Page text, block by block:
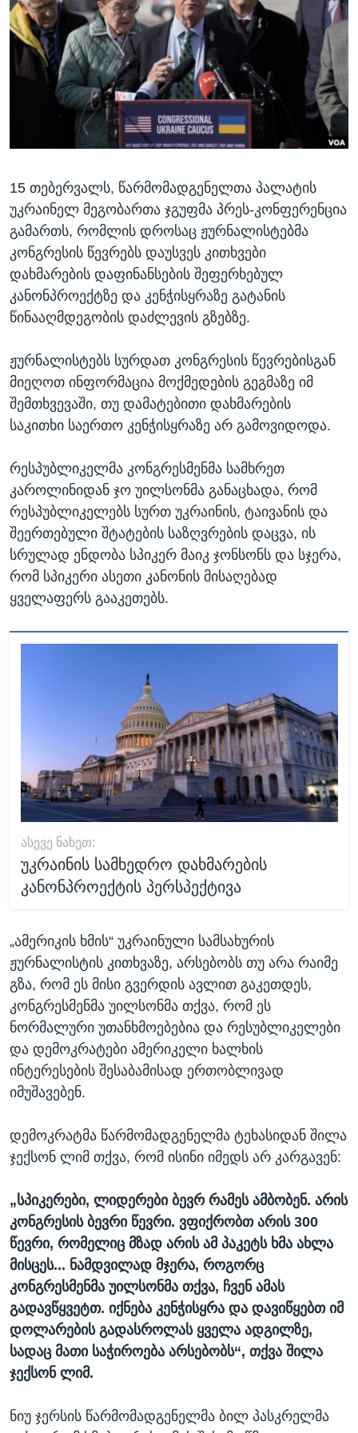
ᲡᲢᲣᲓᲘᲐ ᲕᲐᲨᲘᲜᲒᲢᲝᲜᲘ
ᲔᲙᲝᲜᲝᲛᲘᲙᲐ
ᲯᲐᲜᲛᲠᲗᲔᲚᲝᲑᲐ
ᲛᲔᲪᲜᲘᲔᲠᲔᲑᲐ
ᲘᲜᲢᲔᲠᲕᲘᲣ
ᲓᲔᲖᲘᲜᲤᲝᲠᲛᲐᲪᲘᲐ
Learning English
ᲗᲕᲐᲚᲘ ᲒᲕᲐᲓᲔᲕᲜᲔᲗ
ენები
15 თებერვალს, წარმომადგენელთა პალატის
უკრაინელ მეგობართა ჯგუფმა პრეს-კონფერენცია
გამართს, რომლის დროსაც ჟურნალისტებმა
კონგრესის წევრებს დაუსვეს კითხვები
დახმარების დაფინანსების შეფერხებულ
კანონპროექტზე და კენჭისყრაზე გატანის
წინააღმდეგობის დაძლევის გზებზე.
ჟურნალისტებს სურდათ კონგრესის წევრებისგან
მიეღოთ ინფორმაცია მოქმედების გეგმაზე იმ
შემთხვევაში, თუ დამატებითი დახმარების
საკითხი საერთო კენჭისყრაზე არ გამოვიდოდა.
რესპუბლიკელმა კონგრესმენმა სამხრეთ
კაროლინიდან ჯო უილსონმა განაცხადა, რომ
რესპუბლიკელებს სურთ უკრაინის, ტაივანის და
შეერთებული შტატების საზღვრების დაცვა, ის
სრულად ენდობა სპიკერ მაიკ ჯონსონს და სჯერა,
რომ სპიკერი ასეთი კანონის მისაღებად
ყველაფერს გააკეთებს.
ᲐᲡᲔᲕᲔ ᲜᲐᲮᲔᲗ:
უკრაინის სამხედრო დახმარების
კანონპროექტის პერსპექტივა
„ამერიკის ხმის“ უკრაინული სამსახურის
ჟურნალისტის კითხვაზე, არსებობს თუ არა რაიმე
გზა, რომ ეს მისი გვერდის ავლით გაკეთდეს,
კონგრესმენმა უილსონმა თქვა, რომ ეს
ნორმალური უთანხმოებებია და რესუბლიკელები
და დემოკრატები ამერიკელი ხალხის
ინტერესების შესაბამისად ერთობლივად
იმუშავებენ.
დემოკრატმა წარმომადგენელმა ტეხასიდან შილა
ჯექსონ ლიმ თქვა, რომ ისინი იმედს არ კარგავენ:
„სპიკერები, ლიდერები ბევრ რამეს ამბობენ. არის
კონგრესის ბევრი წევრი. ვფიქრობთ არის 300
წევრი, რომელიც მზად არის ამ პაკეტს ხმა ახლა
მისცეს... ნამდვილად მჯერა, როგორც
კონგრესმენმა უილსონმა თქვა, ჩვენ ამას
გადავწყვეტთ. იქნება კენჭისყრა და დავიწყებთ იმ
დოლარების გადასროლას ყველა ადგილზე,
სადაც მათი საჭიროება არსებობს“, თქვა შილა
ჯექსონ ლიმ.
ნიუ ჯერსის წარმომადგენელმა ბილ პასკრელმა